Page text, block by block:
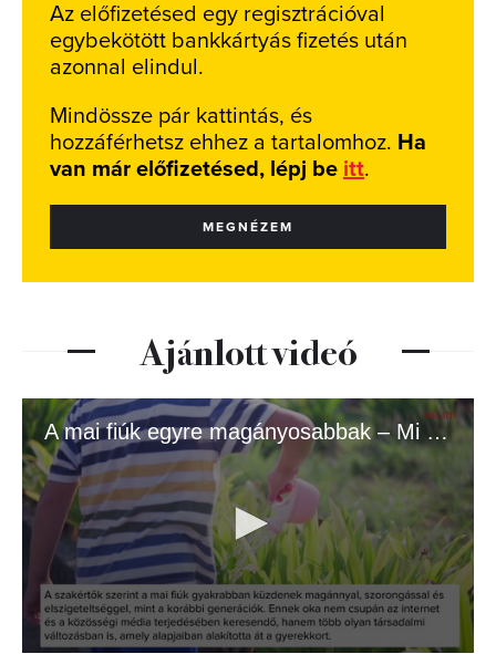
Az előfizetésed egy regisztrációval
egybekötött bankkártyás fizetés után
azonnal elindul.
Mindössze pár kattintás, és
hozzáférhetsz ehhez a tartalomhoz. Ha
van már előfizetésed, lépj be itt.
MEGNÉZEM
Ajánlott videó
A mai fiúk egyre magányosabbak – Mi ennek az oka?